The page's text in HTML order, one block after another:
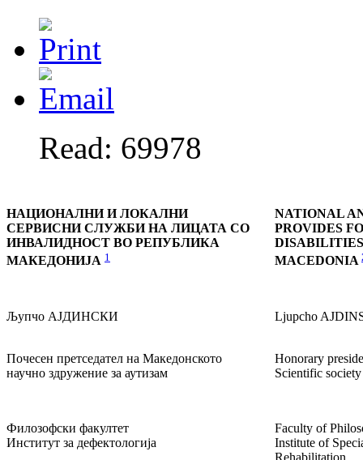
Read: 69978
НАЦИОНАЛНИ И ЛОКАЛНИ
СЕРВИСНИ СЛУЖБИ НА ЛИЦАТА СО
ИНВАЛИДНОСТ ВО РЕПУБЛИКА
МАКЕДОНИЈА 1
Љупчо АЈДИНСКИ
Почесен претседател на Македонското
научно здружение за аутизам
Филозофски факултет
Институт за дефектологија
NATIONAL
PROVIDES
MACEDONIA
Ljupcho
Honorary
Scientific
Faculty of
Institute of
Rehabilitation